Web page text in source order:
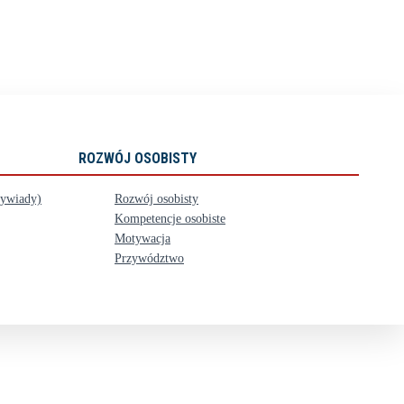
ROZWÓJ OSOBISTY
Rozwój osobisty
Kompetencje osobiste
Motywacja
Przywództwo